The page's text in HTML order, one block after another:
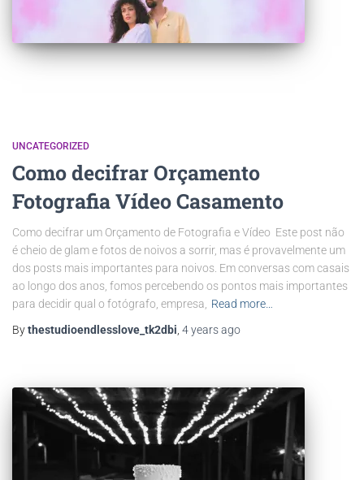
UNCATEGORIZED
Como decifrar Orçamento
Fotografia Vídeo Casamento
Como decifrar um Orçamento de Fotografia e Vídeo Este post não
é cheio de glam e fotos de noivos a sorrir, mas é provavelmente um
dos posts mais importantes para noivos. Em conversas com casais
ao longo dos anos, fomos percebendo os pontos mais importantes
para decidir qual o fotógrafo, empresa,
Read more…
Bythestudioendlesslove_tk2dbi 4 yearsago